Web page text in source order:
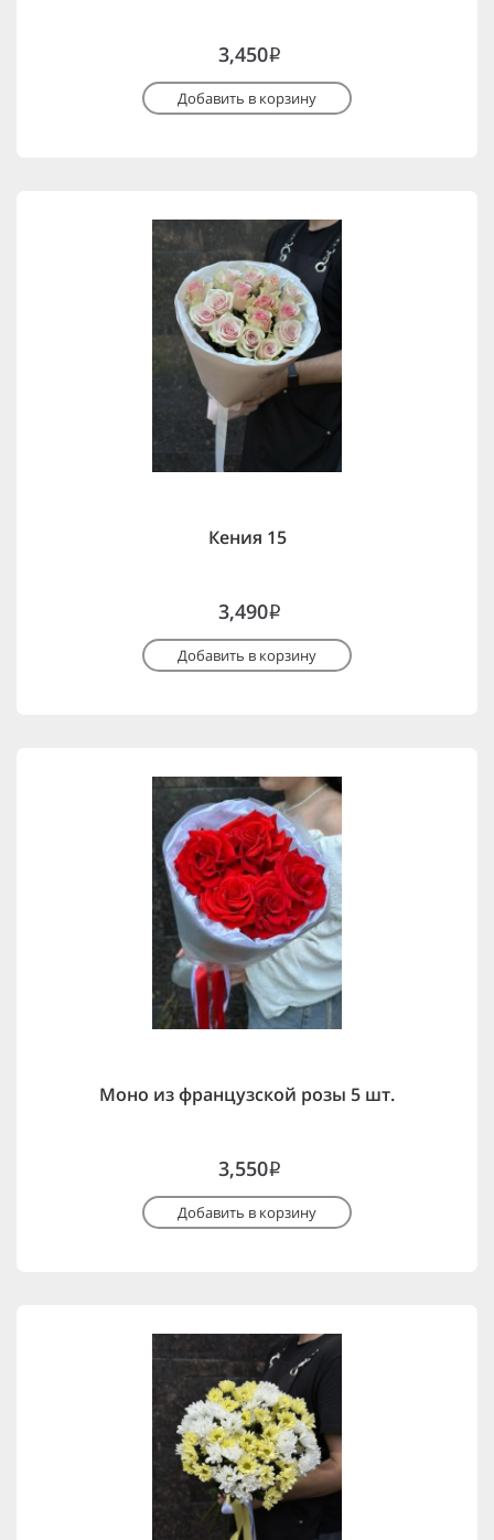
3,450i
Добавить в корзину
Кения 15
3,490i
Добавить в корзину
Моно из французской розы 5 шт.
3,550i
Добавить в корзину